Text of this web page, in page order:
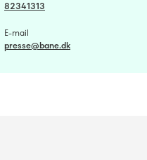
82341313
E-mail
presse@bane.dk